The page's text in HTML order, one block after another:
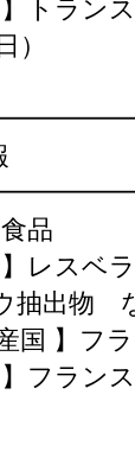
】トラン
）
品
】レスベ
抽出物
国 】フ
】フランス